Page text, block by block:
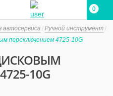
0
Ручной инструмент
переключением 4725-10G
10G